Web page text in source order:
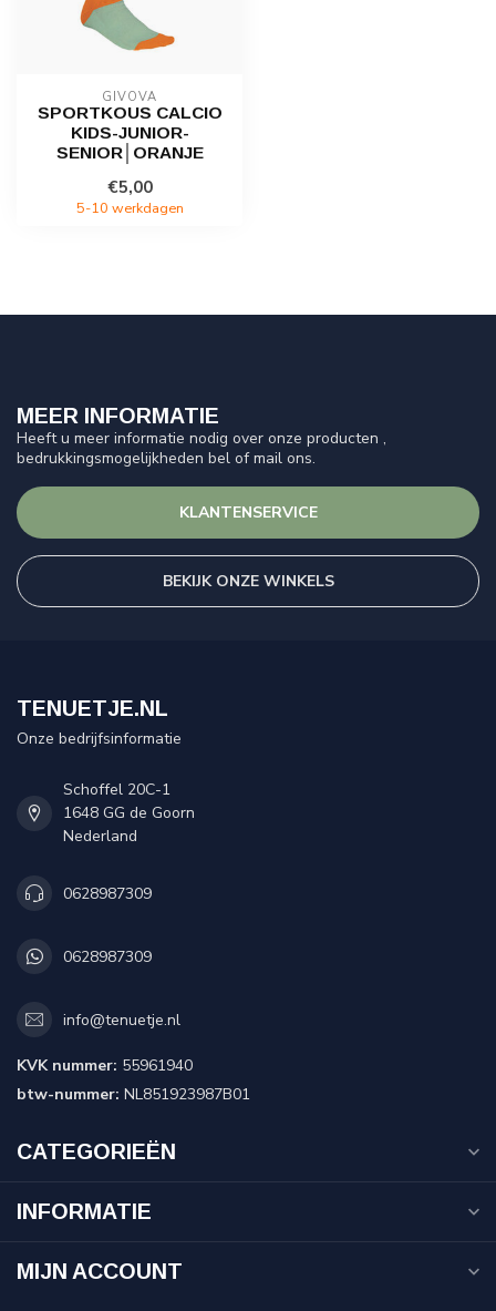
GIVOVA
SPORTKOUS CALCIO
KIDS-JUNIOR-
SENIOR│ORANJE
€5,00
5-10 werkdagen
MEER INFORMATIE
Heeft u meer informatie nodig over onze producten ,
bedrukkingsmogelijkheden bel of mail ons.
KLANTENSERVICE
BEKIJK ONZE WINKELS
TENUETJE.NL
Onze bedrijfsinformatie
Schoffel 20C-1
1648 GG de Goorn
Nederland
0628987309
0628987309
info@tenuetje.nl
KVK nummer: 55961940
btw-nummer: NL851923987B01
CATEGORIEËN
INFORMATIE
MIJN ACCOUNT